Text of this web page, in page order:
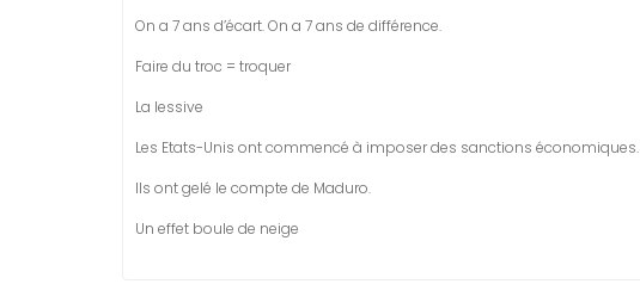
On a 7 ans d’écart. On a 7 ans de différence.
Faire du troc = troquer
La lessive
Les Etats-Unis ont commencé à imposer des sanctions économiques.
Ils ont gelé le compte de Maduro.
Un effet boule de neige